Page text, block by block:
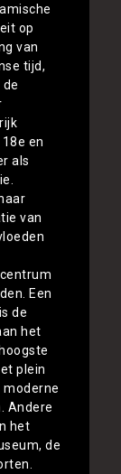
op
van
tijd,
en
als
van
Een
de
het
plein
moderne
Andere
het
de